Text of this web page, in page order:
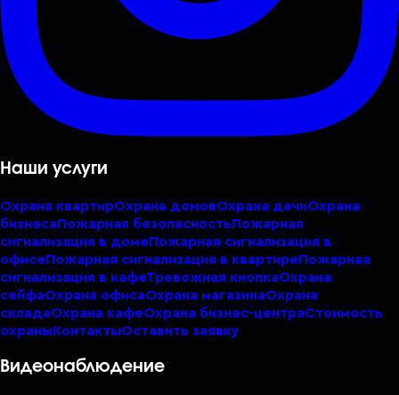
Наши услуги
Охрана квартирОхрана домовОхрана дачиОхрана
бизнесаПожарная безопасностьПожарная
сигнализация в домеПожарная сигнализация в
офисеПожарная сигнализация в квартиреПожарная
сигнализация в кафеТревожная кнопкаОхрана
сейфаОхрана офисаОхрана магазинаОхрана
складаОхрана кафеОхрана бизнес-центраСтоимость
охраныКонтактыОставить заявку
Видеонаблюдение